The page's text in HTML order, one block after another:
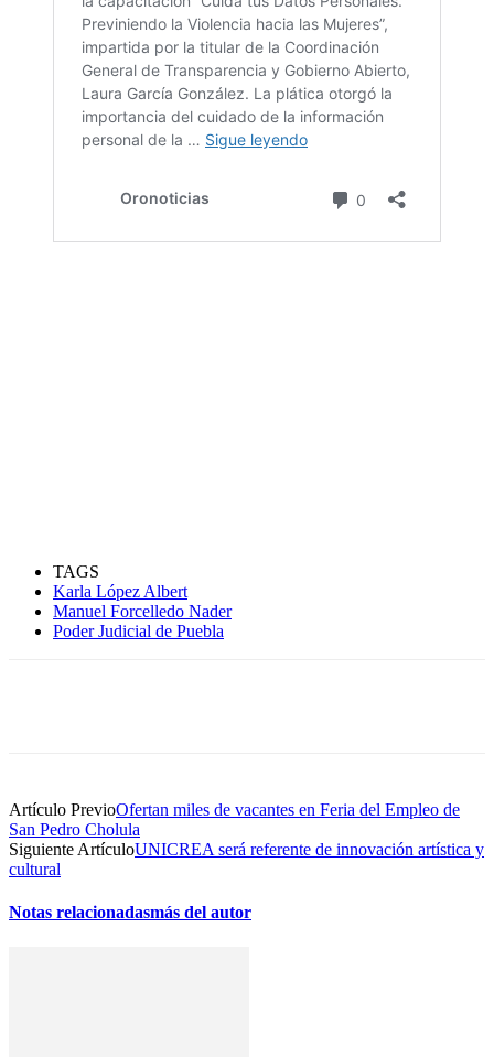
TAGS
Karla López Albert
Manuel Forcelledo Nader
Poder Judicial de Puebla
Artículo PrevioOfertan miles de vacantes en Feria del Empleo de
San Pedro Cholula
Siguiente ArtículoUNICREA será referente de innovación artística y
cultural
Notas relacionadasmás del autor